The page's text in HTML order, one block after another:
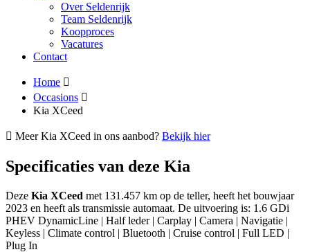
Over Seldenrijk
Team Seldenrijk
Koopproces
Vacatures
Contact
Home
Occasions
Kia XCeed
Meer Kia XCeed in ons aanbod? Bekijk hier
Specificaties van deze Kia
Deze Kia XCeed met 131.457 km op de teller, heeft het bouwjaar
2023 en heeft als transmissie automaat. De uitvoering is: 1.6 GDi
PHEV DynamicLine | Half leder | Carplay | Camera | Navigatie |
Keyless | Climate control | Bluetooth | Cruise control | Full LED |
Plug In